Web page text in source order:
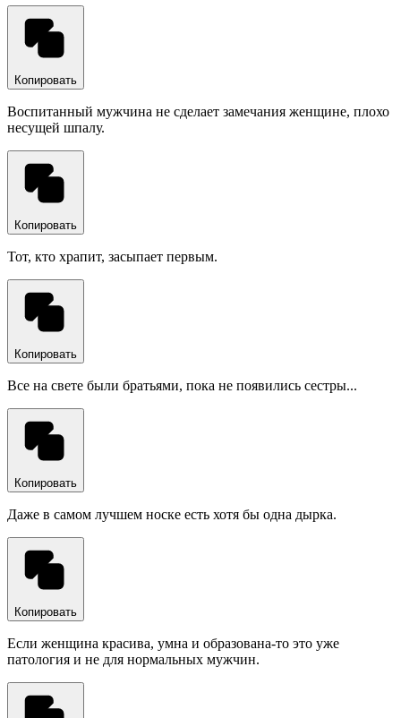
Копировать
Воспитанный мужчина не сделает замечания женщине, плохо
несущей шпалу.
Копировать
Тот, кто храпит, засыпает первым.
Копировать
Все на свете были братьями, пока не появились сестры...
Копировать
Даже в самом лучшем носке есть хотя бы одна дырка.
Копировать
Если женщина красива, умна и образована-то это уже
патология и не для нормальных мужчин.